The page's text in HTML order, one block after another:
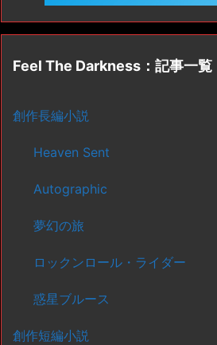
Feel The Darkness：記事一覧
創作長編小説
Heaven Sent
Autographic
夢幻の旅
ロックンロール・ライダー
惑星ブルース
創作短編小説